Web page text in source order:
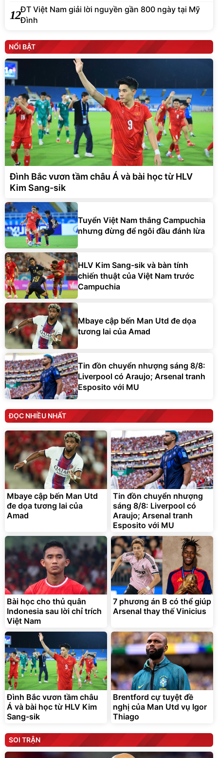
12ĐT Việt Nam giải lời nguyền gần 800 ngày tại Mỹ
Đình
NỔI BẬT
Đình Bắc vươn tầm châu Á và bài học từ HLV
Kim Sang-sik
Tuyển Việt Nam thắng Campuchia
nhưng đừng để ngôi đầu đánh lừa
HLV Kim Sang-sik và bàn tính
chiến thuật của Việt Nam trước
Campuchia
Mbaye cập bến Man Utd đe dọa
tương lai của Amad
Tin đồn chuyển nhượng sáng 8/8:
Liverpool có Araujo; Arsenal tranh
Esposito với MU
ĐỌC NHIỀU NHẤT
Mbaye cập bến Man Utd
đe dọa tương lai của
Amad
Tin đồn chuyển nhượng
sáng 8/8: Liverpool có
Araujo; Arsenal tranh
Esposito với MU
Bài học cho thủ quân
Indonesia sau lời chỉ trích
Việt Nam
7 phương án B có thể giúp
Arsenal thay thế Vinicius
Đình Bắc vươn tầm châu
Á và bài học từ HLV Kim
Sang-sik
Brentford cự tuyệt đề
nghị của Man Utd vụ Igor
Thiago
SOI TRẬN